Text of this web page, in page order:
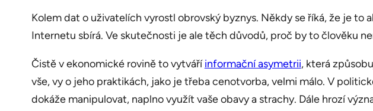
Kolem dat o uživatelích vyrostl obrovský byznys. Někdy se říká, že je
Internetu sbírá. Ve skutečnosti je ale těch důvodů, proč by to člověku
Čistě v ekonomické rovině to vytváříinformační asymetrii, která
vše, vy o jeho praktikách, jako je třeba cenotvorba, velmi málo. V
dokáže manipulovat, naplno využít vaše obavy a strachy. Dále hrozí